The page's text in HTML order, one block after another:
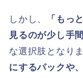
しかし、
「もっ
見るのが少し手
な選択肢となり
にするパックや